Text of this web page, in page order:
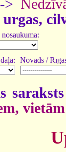
>
Novads /
vietām